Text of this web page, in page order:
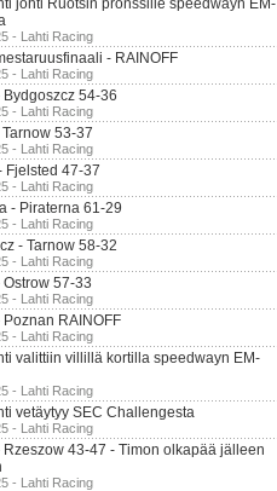
johti Ruotsin pronssille speedwayn EM-
- Lahti Racing
- RAINOFF
- Lahti Racing
Bydgoszcz 54-36
- Lahti Racing
Tarnow 53-37
- Lahti Racing
Fjelsted 47-37
- Lahti Racing
- Piraterna 61-29
- Lahti Racing
- Tarnow 58-32
- Lahti Racing
Ostrow 57-33
- Lahti Racing
Poznan RAINOFF
- Lahti Racing
valittiin villillä kortilla speedwayn EM-
- Lahti Racing
vetäytyy SEC Challengesta
- Lahti Racing
Rzeszow 43-47 - Timon olkapää jälleen
- Lahti Racing